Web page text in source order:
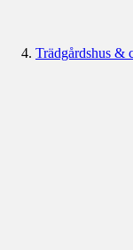
Trädgårdshus &